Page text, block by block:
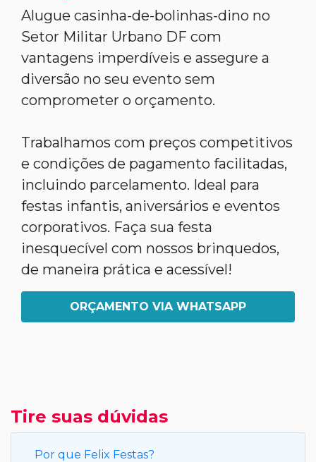
Alugue casinha-de-bolinhas-dino no
Setor Militar Urbano DF com
vantagens imperdíveis e assegure a
diversão no seu evento sem
comprometer o orçamento.
Trabalhamos com preços competitivos
e condições de pagamento facilitadas,
incluindo parcelamento. Ideal para
festas infantis, aniversários e eventos
corporativos. Faça sua festa
inesquecível com nossos brinquedos,
de maneira prática e acessível!
ORÇAMENTO VIA WHATSAPP
Tire suas dúvidas
Por que Felix Festas?